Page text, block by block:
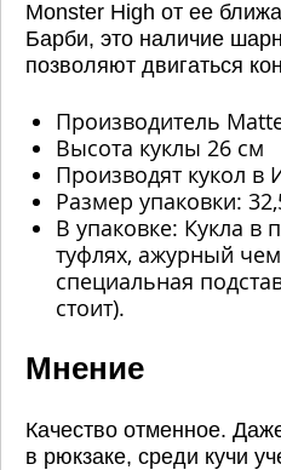
Monster High от ее
Барби, это наличие
позволяют двигаться
Производитель
Высота куклы 26 см
Производят кукол в
Размер упаковки:
В упаковке: Кукла в
туфлях, ажурный
специальная
стоит).
Мнение
Качество отменное.
в рюкзаке, среди кучи